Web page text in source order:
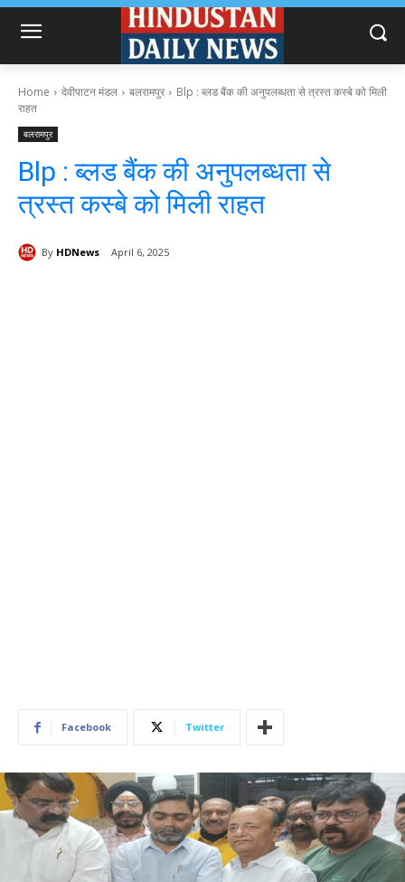
Home देवीपाटन मंडल बलरामपुर
Blp : ब्लड बैंक की अनुपलब्धता से त्रस्त कस्बे को मिली
राहत
बलरामपुर
Blp : ब्लड बैंक की अनुपलब्धता से
त्रस्त कस्बे को मिली राहत
By HDNews April 6, 2025
Facebook Twitter